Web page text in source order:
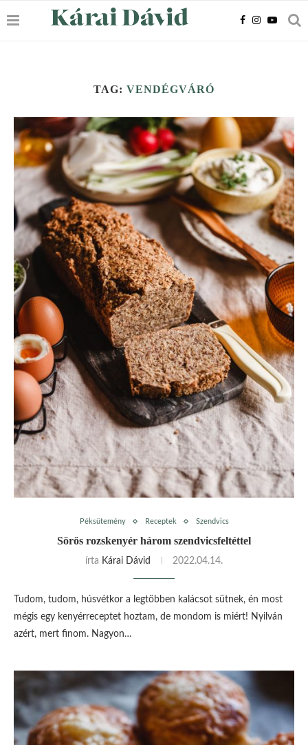
TAG: VENDÉGVÁRÓ
Péksütemény Receptek Szendvics
Sörös rozskenyér három szendvicsfeltéttel
írta Kárai Dávid 2022.04.14.
Tudom, tudom, húsvétkor a legtöbben kalácsot sütnek, én most
mégis egy kenyérreceptet hoztam, de mondom is miért! Nyilván
azért, mert finom. Nagyon…